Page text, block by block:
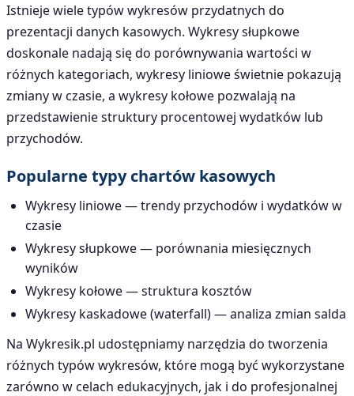
Istnieje wiele typów wykresów przydatnych do
prezentacji danych kasowych. Wykresy słupkowe
doskonale nadają się do porównywania wartości w
różnych kategoriach, wykresy liniowe świetnie pokazują
zmiany w czasie, a wykresy kołowe pozwalają na
przedstawienie struktury procentowej wydatków lub
przychodów.
Popularne typy chartów kasowych
Wykresy liniowe — trendy przychodów i wydatków w
czasie
Wykresy słupkowe — porównania miesięcznych
wyników
Wykresy kołowe — struktura kosztów
Wykresy kaskadowe (waterfall) — analiza zmian salda
Na Wykresik.pl udostępniamy narzędzia do tworzenia
różnych typów wykresów, które mogą być wykorzystane
zarówno w celach edukacyjnych, jak i do profesjonalnej